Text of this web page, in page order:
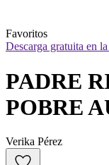
Favoritos
Descarga gratuita en
PADRE
POBRE
Verika Pérez